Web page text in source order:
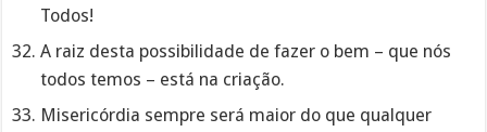
Todos!
A raiz desta possibilidade de fazer o bem – que nós
todos temos – está na criação.
Misericórdia sempre será maior do que qualquer